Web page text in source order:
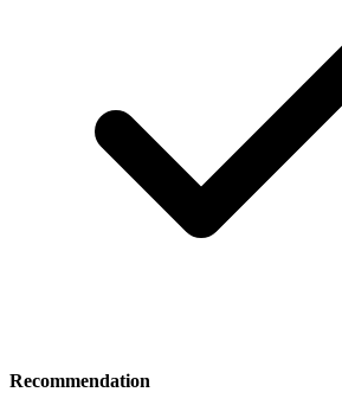
Recommendation